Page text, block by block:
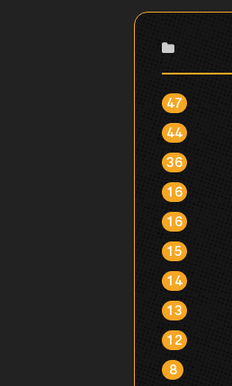
47
44
36
16
16
15
14
13
12
8